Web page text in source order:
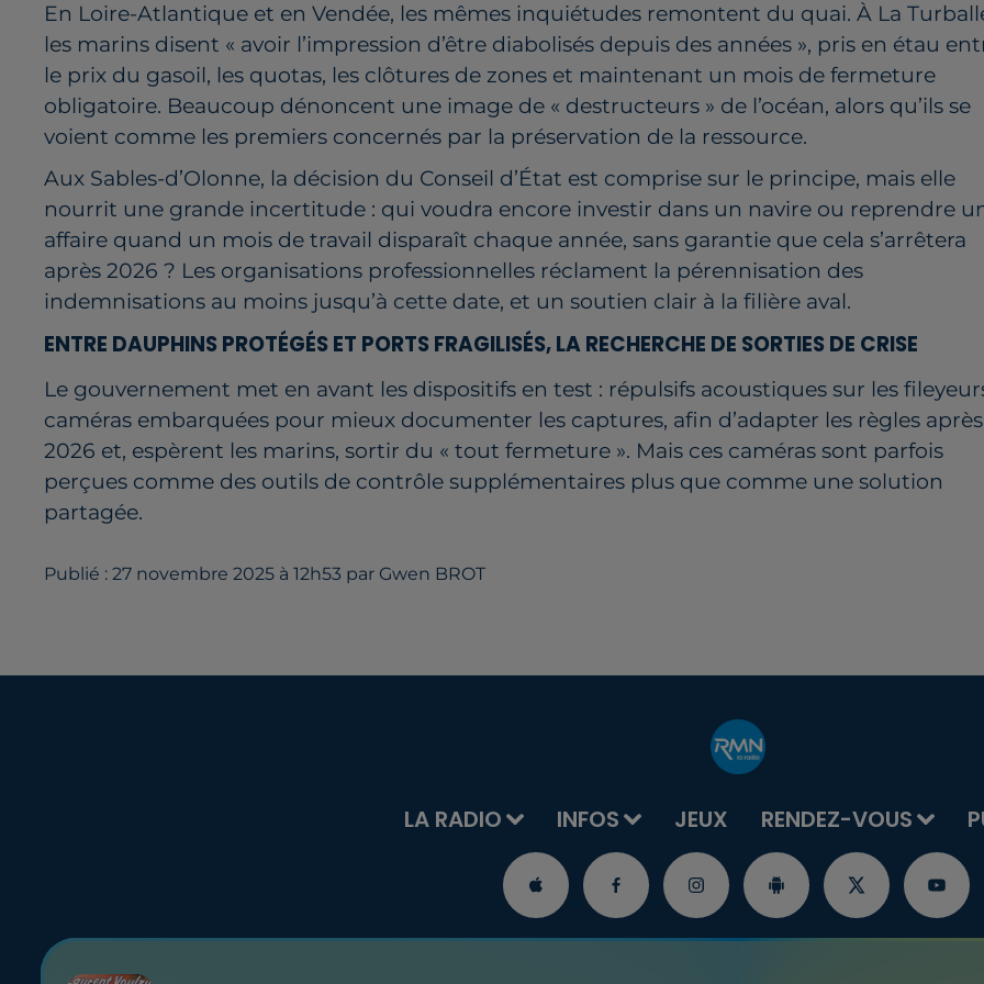
En Loire-Atlantique et en Vendée, les mêmes inquiétudes remontent du quai. À La
les marins disent « avoir l’impression d’être diabolisés depuis des années », pris en étau
le prix du gasoil, les quotas, les clôtures de zones et maintenant un mois de fermeture
obligatoire. Beaucoup dénoncent une image de « destructeurs » de l’océan, alors qu’ils se
voient comme les premiers concernés par la préservation de la ressource.
Aux Sables-d’Olonne, la décision du Conseil d’État est comprise sur le principe, mais elle
nourrit une grande incertitude : qui voudra encore investir dans un navire ou reprendre
affaire quand un mois de travail disparaît chaque année, sans garantie que cela s’arrêtera
après 2026 ? Les organisations professionnelles réclament la pérennisation des
indemnisations au moins jusqu’à cette date, et un soutien clair à la filière aval.
ENTRE DAUPHINS PROTÉGÉS ET PORTS FRAGILISÉS, LA RECHERCHE DE SORTIES DE CRISE
Le gouvernement met en avant les dispositifs en test : répulsifs acoustiques sur les
caméras embarquées pour mieux documenter les captures, afin d’adapter les règles après
2026 et, espèrent les marins, sortir du « tout fermeture ». Mais ces caméras sont parfois
perçues comme des outils de contrôle supplémentaires plus que comme une solution
partagée.
Publié : 27 novembre 2025 à 12h53 par Gwen BROT
LA RADIO INFOS JEUX RENDEZ-VOUS